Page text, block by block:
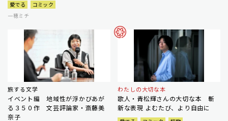
愛でる
コミック
一穂ミチ
旅する文学
イベント編 地域性が浮かびあが
る３５０作 文芸評論家・斎藤美
奈子
わたしの大切な本
歌人・青松輝さんの大切な本 斬
新な表現 よむたび、より自由に